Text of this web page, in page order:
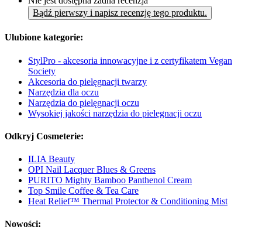
Bądź pierwszy i napisz recenzję tego produktu.
Ulubione kategorie:
StylPro - akcesoria innowacyjne i z certyfikatem Vegan
Society
Akcesoria do pielęgnacji twarzy
Narzędzia dla oczu
Narzędzia do pielęgnacji oczu
Wysokiej jakości narzędzia do pielęgnacji oczu
Odkryj Cosmeterie:
ILIA Beauty
OPI Nail Lacquer Blues & Greens
PURITO Mighty Bamboo Panthenol Cream
Top Smile Coffee & Tea Care
Heat Relief™ Thermal Protector & Conditioning Mist
Nowości: